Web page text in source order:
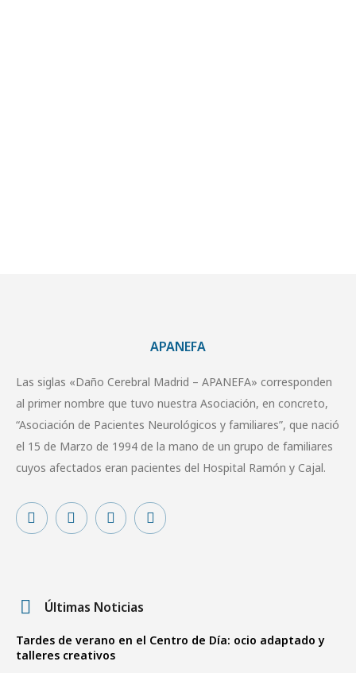
APANEFA
Las siglas «Daño Cerebral Madrid – APANEFA» corresponden
al primer nombre que tuvo nuestra Asociación, en concreto,
“Asociación de Pacientes Neurológicos y familiares”, que nació
el 15 de Marzo de 1994 de la mano de un grupo de familiares
cuyos afectados eran pacientes del Hospital Ramón y Cajal.
Últimas Noticias
Tardes de verano en el Centro de Día: ocio adaptado y
talleres creativos